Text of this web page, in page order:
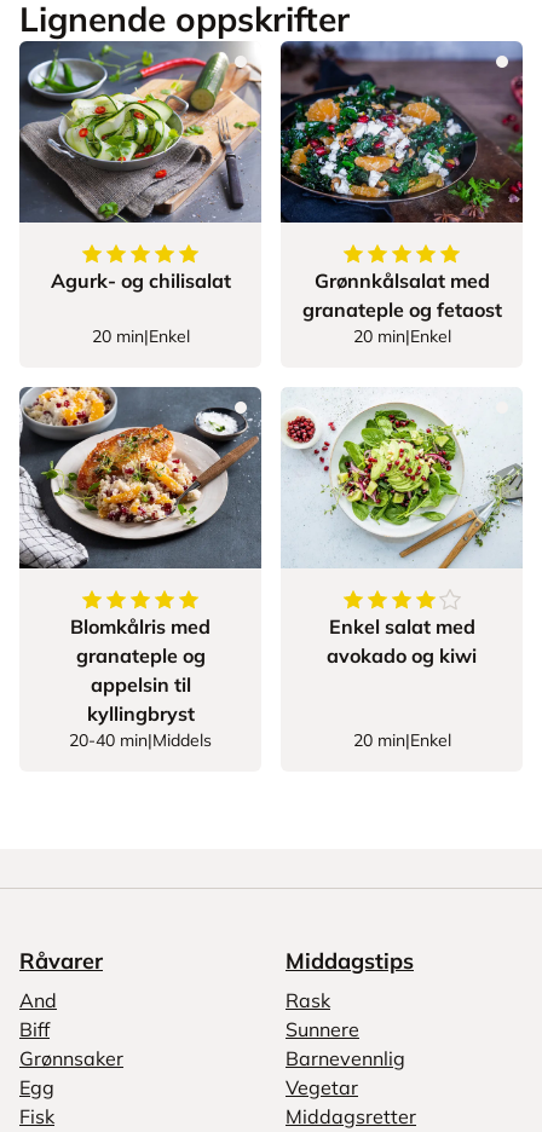
Lignende oppskrifter
5av5stjerner
Agurk- og chilisalat
20 min|Enkel
5av5stjerner
Grønnkålsalat med
granateple og fetaost
20 min|Enkel
5av5stjerner
Blomkålris med
granateple og
appelsin til
kyllingbryst
20-40 min|Middels
4.666666666666667
Enkel salat med
avokado og kiwi
20 min|Enkel
Råvarer
And
Biff
Grønnsaker
Egg
Fisk
Middagstips
Rask
Sunnere
Barnevennlig
Vegetar
Middagsretter